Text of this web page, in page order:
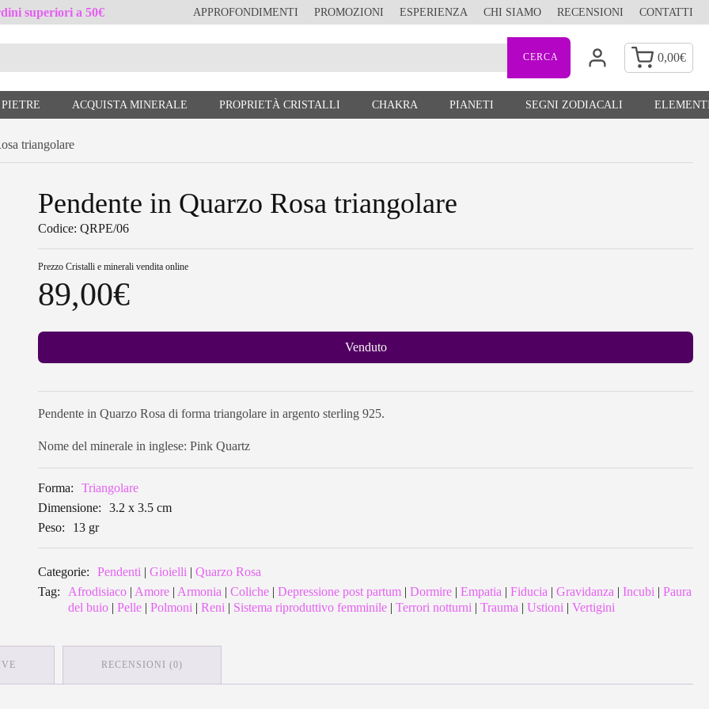
superiori a 50€ APPROFONDIMENTI PROMOZIONI ESPERIENZA CHI SIAMO RECENSIONI CONTATTI
0,00€
ACQUISTA MINERALE PROPRIETÀ CRISTALLI CHAKRA PIANETI SEGNI ZODIACALI
triangolare
Pendente in Quarzo Rosa triangolare
Codice: QRPE/06
PrezzoCristalli e minerali vendita online
89,00€
Venduto
Pendente in Quarzo Rosa di forma triangolare in argento sterling 925.
Nome del minerale in inglese: Pink Quartz
Forma:
Triangolare
Dimensione:
3.2 x 3.5 cm
Peso:
13 gr
Categorie: Pendenti |Gioielli |Quarzo Rosa
Tag:
Afrodisiaco | Amore | Armonia |Coliche |Depressione post partum |Dormire |Empatia |Fiducia |Gravidanza |Incubi |Paura
del buio |Pelle |Polmoni |Reni | Sistema riproduttivo femminile |Terrori notturni |Trauma |Ustioni |Vertigini
RECENSIONI (0)